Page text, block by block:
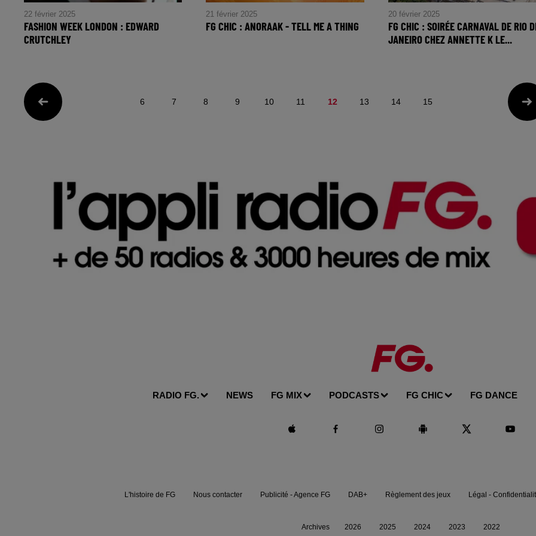
22 février 2025
FASHION WEEK LONDON : EDWARD
CRUTCHLEY
21 février 2025
FG CHIC : ANORAAK - TELL ME A THING
20 février 2025
FG CHIC : SOIRÉE CARNAVAL DE RIO
JANEIRO CHEZ ANNETTE K LE...
6 7 8 9 10 11 12 13 14 15
RADIO FG. NEWS FG MIX PODCASTS FG CHIC FG DANCE
L'histoire de FG Nous contacter Publicité - Agence FG DAB+ Règlement des jeux Légal -
Archives 2026 2025 2024 2023 2022